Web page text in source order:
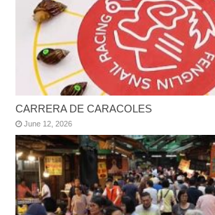
CARRERA DE CARACOLES
June 12, 2026